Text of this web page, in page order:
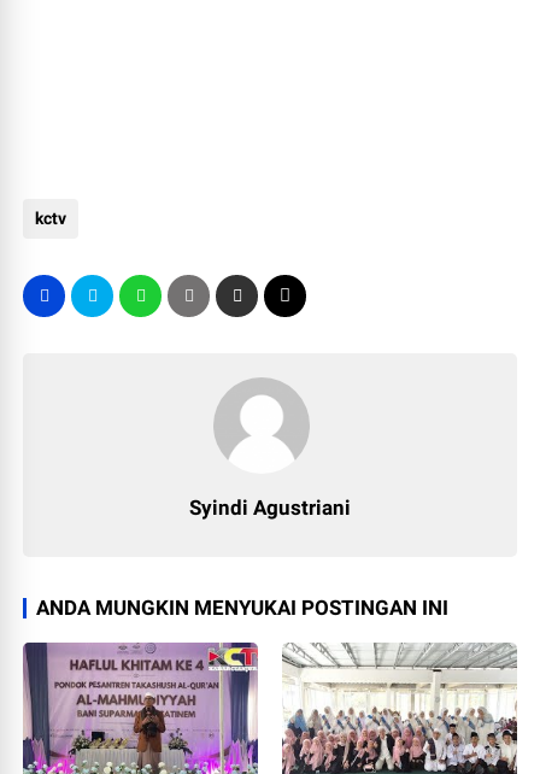
kctv
Syindi Agustriani
ANDA MUNGKIN MENYUKAI POSTINGAN INI